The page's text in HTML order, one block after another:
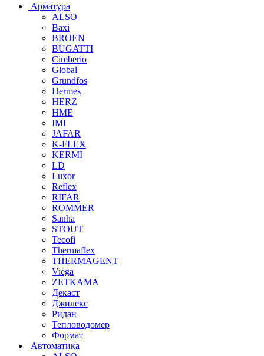
Арматура
ALSO
Baxi
BROEN
BUGATTI
Cimberio
Global
Grundfos
Hermes
HERZ
HME
IMI
JAFAR
K-FLEX
KERMI
LD
Luxor
Reflex
RIFAR
ROMMER
Sanha
STOUT
Tecofi
Thermaflex
THERMAGENT
Viega
ZETKAMA
Декаст
Джилекс
Ридан
Тепловодомер
Формат
Автоматика